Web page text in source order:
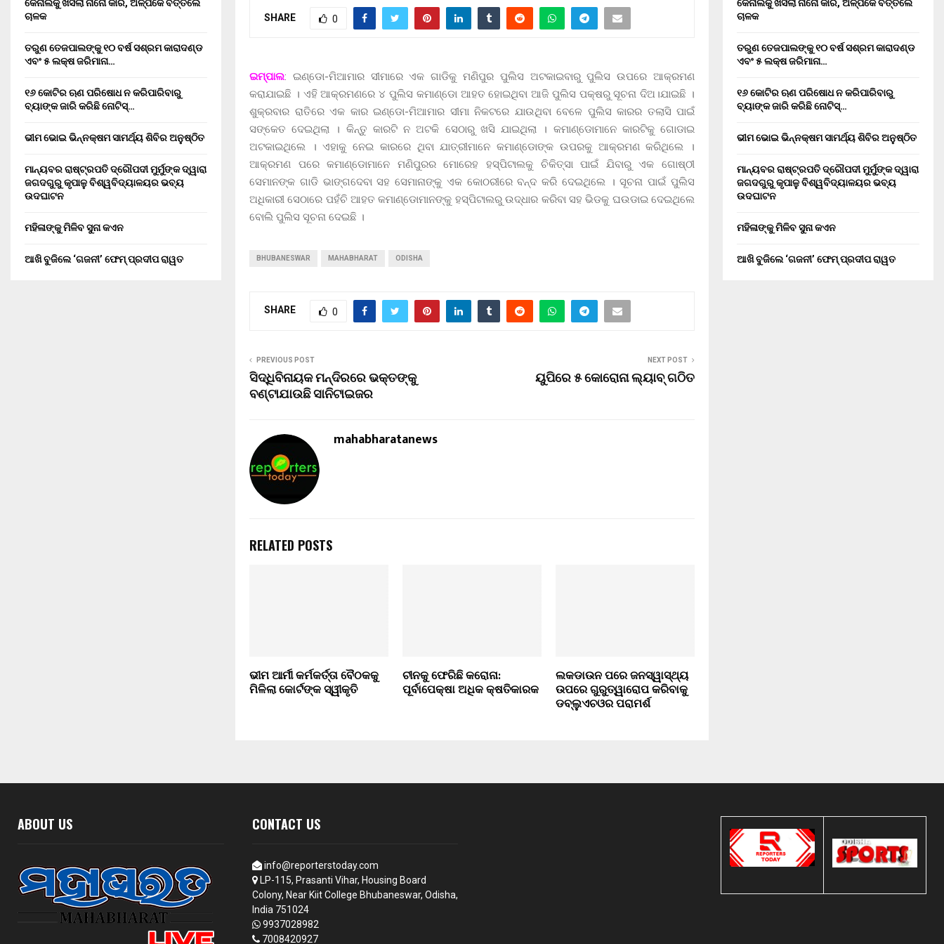
SHARE 0
ଇମ୍ପାଲ: ଇଣ୍ଡୋ-ମିଆମାର ସୀମାରେ ଏକ ଗାଡିକୁ ମଣିପୁର ପୁଲିସ ଅଟକାଇବାରୁ ପୁଲିସ ଉପରେ ଆକ୍ରମଣ
କରାଯାଇଛି । ଏହି ଆକ୍ରମଣରେ ୪ ପୁଲିସ କମାଣ୍ଡୋ ଆହତ ହୋଇଥିବା ଆଜି ପୁଲିସ ପକ୍ଷରୁ ସୂଚନା ଦିଅ।ଯାଇଛି ।
ଶୁକ୍ରବାର ରାତିରେ ଏକ କାର ଇଣ୍ଡୋ-ମିଆମାର ସୀମା ନିକଟରେ ଯାଉଥିବା ବେଳେ ପୁଲିସ କାରର ତଲାସି ପାଇଁ
ସଙ୍କେତ ଦେଇଥିଲା । କିନ୍ତୁ କାରଟି ନ ଅଟକି ସେଠାରୁ ଖସି ଯାଇଥିଲା । କମାଣ୍ଡୋମାନେ କାରଟିକୁ ଗୋଡାଇ
ଅଟକାଇଥିଲେ । ଏହାକୁ ନେଇ କାରରେ ଥିବା ଯାତ୍ରୀମାନେ କମାଣ୍ଡୋଙ୍କ ଉପରକୁ ଆକ୍ରମଣ କରିଥିଲେ ।
ଆକ୍ରମଣ ପରେ କମାଣ୍ଡୋମାନେ ମଣିପୁରର ମୋରେହ ହସ୍ପିଟାଲକୁ ଚିକିତ୍ସା ପାଇଁ ଯିବାରୁ ଏକ ଗୋଷ୍ଠୀ
ସେମାନଙ୍କ ଗାଡି ଭାଙ୍ଗଦେବା ସହ ସେମାନାଙ୍କୁ ଏକ କୋଠରୀରେ ବନ୍ଦ କରି ଦେଇଥିଲେ । ସୂଚନା ପାଇଁ ପୁଲିସ
ଅଧିକାରୀ ସେଠାରେ ପହଁଚି ଆହତ କମାଣ୍ଡୋମାନଙ୍କୁ ହସ୍ପିଟାଲରୁ ଉଦ୍ଧାର କରିବା ସହ ଭିଡକୁ ଘଉଡାଇ ଦେଇଥିଲେ
ବୋଲି ପୁଲିସ ସୂଚନା ଦେଇଛି ।
BHUBANESWAR MAHABHARAT ODISHA
SHARE 0
PREVIOUS POST
ସିଦ୍ଧିବିନାୟକ ମନ୍ଦିରରେ ଭକ୍ତଙ୍କୁ
ବଣ୍ଟାଯାଉଛି ସାନିଟାଇଜର
NEXT POST
ୟୁପିରେ ୫ କୋରୋନା ଲ୍ୟାବ୍ ଗଠିତ
mahabharatanews
RELATED POSTS
ଭୀମ ଆର୍ମୀ କର୍ମକର୍ତ୍ତା ବୈଠକକୁ
ମିଳିଲା କୋର୍ଟଙ୍କ ସ୍ୱୀକୃତି
ଚୀନକୁ ଫେରିଛି କରୋନା:
ପୂର୍ବାପେକ୍ଷା ଅଧିକ କ୍ଷତିକାରକ
ଲକଡାଉନ ପରେ ଜନସ୍ୱାସ୍ଥ୍ୟ
ଉପରେ ଗୁରୁତ୍ୱାରୋପ କରିବାକୁ
ଡବ୍ଲୁଏଚଓର ପରାମର୍ଶ
କେନାଲକୁ ଖସିଲା ନାନୋ କାର, ଅଳ୍ପକେ ବର୍ତ୍ତିଲେ
ଚାଳକ
ତରୁଣ ତେଜପାଲଙ୍କୁ ୧୦ ବର୍ଷ ସଶ୍ରମ କାରାଦଣ୍ଡ
ଏବଂ ₹୫ ଲକ୍ଷ ଜରିମାନା…
୧୬ କୋଟିର ଋଣ ପରିଷୋଧ ନ କରିପାରିବାରୁ
ବ୍ୟାଙ୍କ ଜାରି କରିଛି ନୋଟିସ୍…
ଭୀମ ଭୋଇ ଭିନ୍ନକ୍ଷମ ସାମର୍ଥ୍ୟ ଶିବିର ଅନୁଷ୍ଠିତ
ମାନ୍ୟବର ରାଷ୍ଟ୍ରପତି ଦ୍ରୌପଦୀ ମୁର୍ମୁଙ୍କ ଦ୍ୱାରା
ଜଗଦଗୁରୁ କୃପାଳୁ ବିଶ୍ୱବିଦ୍ୟାଳୟର ଭବ୍ୟ
ଉଦଘାଟନ
ମହିଳାଙ୍କୁ ମିଳିବ ସୁନା କଏନ
ଆଖି ବୁଜିଲେ ‘ଗଜନୀ’ ଫେମ୍ ପ୍ରଦୀପ ରାୱତ
କେନାଲକୁ ଖସିଲା ନାନୋ କାର, ଅଳ୍ପକେ ବର୍ତ୍ତିଲେ
ଚାଳକ
ତରୁଣ ତେଜପାଲଙ୍କୁ ୧୦ ବର୍ଷ ସଶ୍ରମ କାରାଦଣ୍ଡ
ଏବଂ ₹୫ ଲକ୍ଷ ଜରିମାନା…
୧୬ କୋଟିର ଋଣ ପରିଷୋଧ ନ କରିପାରିବାରୁ
ବ୍ୟାଙ୍କ ଜାରି କରିଛି ନୋଟିସ୍…
ଭୀମ ଭୋଇ ଭିନ୍ନକ୍ଷମ ସାମର୍ଥ୍ୟ ଶିବିର ଅନୁଷ୍ଠିତ
ମାନ୍ୟବର ରାଷ୍ଟ୍ରପତି ଦ୍ରୌପଦୀ ମୁର୍ମୁଙ୍କ ଦ୍ୱାରା
ଜଗଦଗୁରୁ କୃପାଳୁ ବିଶ୍ୱବିଦ୍ୟାଳୟର ଭବ୍ୟ
ଉଦଘାଟନ
ମହିଳାଙ୍କୁ ମିଳିବ ସୁନା କଏନ
ଆଖି ବୁଜିଲେ ‘ଗଜନୀ’ ଫେମ୍ ପ୍ରଦୀପ ରାୱତ
ABOUT US CONTACT US
info@reporterstoday.com
LP-115, Prasanti Vihar, Housing Board
Colony, Near Kiit College Bhubaneswar, Odisha,
India 751024
9937028982
7008420927